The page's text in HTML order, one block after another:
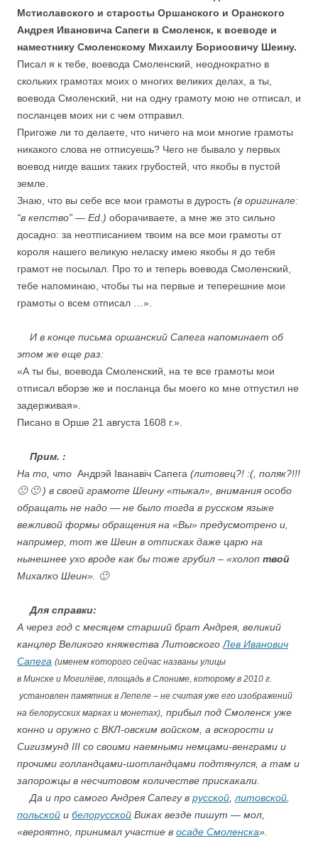
Мстиславского и старосты Оршанского и Оранского
Андрея Ивановича Сапеги в Смоленск, к воеводе и
наместнику Смоленскому Михаилу Борисовичу Шеину.
Писал я к тебе, воевода Смоленский, неоднократно в
скольких грамотах моих о многих великих делах, а ты,
воевода Смоленский, ни на одну грамоту мою не отписал, и
посланцев моих ни с чем отправил.
Пригоже ли то делаете, что ничего на мои многие грамоты
никакого слова не отписуешь? Чего не бывало у первых
воевод нигде ваших таких грубостей, что якобы в пустой
земле.
Знаю, что вы себе все мои грамоты в дурость (в оригинале:
“в кепство” — Ed.) оборачиваете, а мне же это сильно
досадно: за неотписанием твоим на все мои грамоты от
короля нашего великую неласку имею якобы я до тебя
грамот не посылал. Про то и теперь воевода Смоленский,
тебе напоминаю, чтобы ты на первые и теперешние мои
грамоты о всем отписал …».
И в конце письма оршанский Сапега напоминает об
этом же еще раз:
«А ты бы, воевода Смоленский, на те все грамоты мои
отписал вборзе же и посланца бы моего ко мне отпустил не
задерживая».
Писано в Орше 21 августа 1608 г.».
Прим. :
На то, что Андрэй Іванавіч Сапега (литовец?! :(, поляк?!!!
🙁 🙁 ) в своей грамоте Шеину «тыкал», внимания особо
обращать не надо — не было тогда в русском языке
вежливой формы обращения на «Вы» предусмотрено и,
например, тот же Шеин в отписках даже царю на
нынешнее ухо вроде как бы тоже грубил – «холоп твой
Михалко Шеин». 🙂
….Для справки:
А через год с месяцем старший брат Андрея, великий
канцлер Великого княжества Литовского Лев Иванович
Сапега (именем которого сейчас названы улицы
в Минске и Могилёве, площадь в Слониме, которому в 2010 г.
установлен памятник в Лепеле – не считая уже его изображений
на белорусских марках и монетах) , прибыл под Смоленск уже
конно и оружно с ВКЛ-овским войском, а вскорости и
Сигизмунд III со своими наемными немцами-венграми и
прочими голландцами-шотландцами подтянулся, а там и
запорожцы в несчитовом количестве прискакали.
Да и про самого Андрея Сапегу в русской литовской
польской и белорусской Виках везде пишут — мол,
«вероятно, принимал участие в осаде Смоленска».